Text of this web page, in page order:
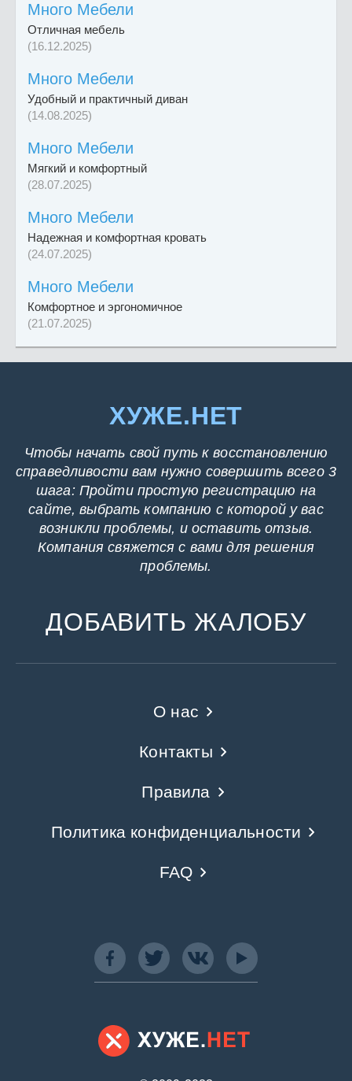
Много Мебели
Отличная мебель
(16.12.2025)
Много Мебели
Удобный и практичный диван
(14.08.2025)
Много Мебели
Мягкий и комфортный
(28.07.2025)
Много Мебели
Надежная и комфортная кровать
(24.07.2025)
Много Мебели
Комфортное и эргономичное
(21.07.2025)
ХУЖЕ.НЕТ
Чтобы начать свой путь к восстановлению
справедливости вам нужно совершить всего 3
шага: Пройти простую регистрацию на
сайте, выбрать компанию с которой у вас
возникли проблемы, и оставить отзыв.
Компания свяжется с вами для решения
проблемы.
ДОБАВИТЬ ЖАЛОБУ
О нас
Контакты
Правила
Политика конфиденциальности
FAQ